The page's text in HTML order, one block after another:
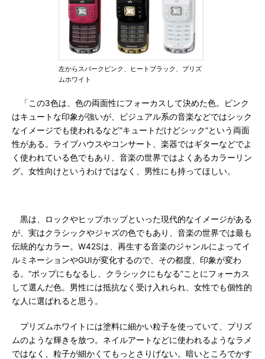
左からスパークピンク、ヒートブラック、プリズ
ムホワイト
「この3色は、色の両面性にフォーカスして決めた色。ピンク
はキュートな印象が強いが、ビジュアル系の音楽などではシック
なイメージでも使われるなど“キュートだけどシック”という両面
性がある。ライブハウスやコンサート、楽器ではギターなどでよ
く使われている色でもあり、音楽の世界ではよくあるカラーリン
グ。女性向けというわけではなく、男性にも持ってほしい。
黒は、ロックやヒップホップといった現代的なイメージがある
が、実はクラシックやジャズの色でもあり、音楽の世界では最も
伝統的なカラー。W42Sは、再生する音楽のジャンルによってイ
ルミネーションやGUIが変化するので、その都度、印象が変わ
る。“ポップにもなるし、クラシックにもなる”ことにフォーカス
して選んだ色。男性には抵抗なく受け入れられ、女性でも個性的
な人に選ばれると思う。
プリズムホワイトには塗料に細かい粒子を使っていて、プリズ
ムのような輝きを放つ。ネイルアートなどに使われるようなラメ
ではなく、粒子が細かくてもっとさりげない。暗いところでかす